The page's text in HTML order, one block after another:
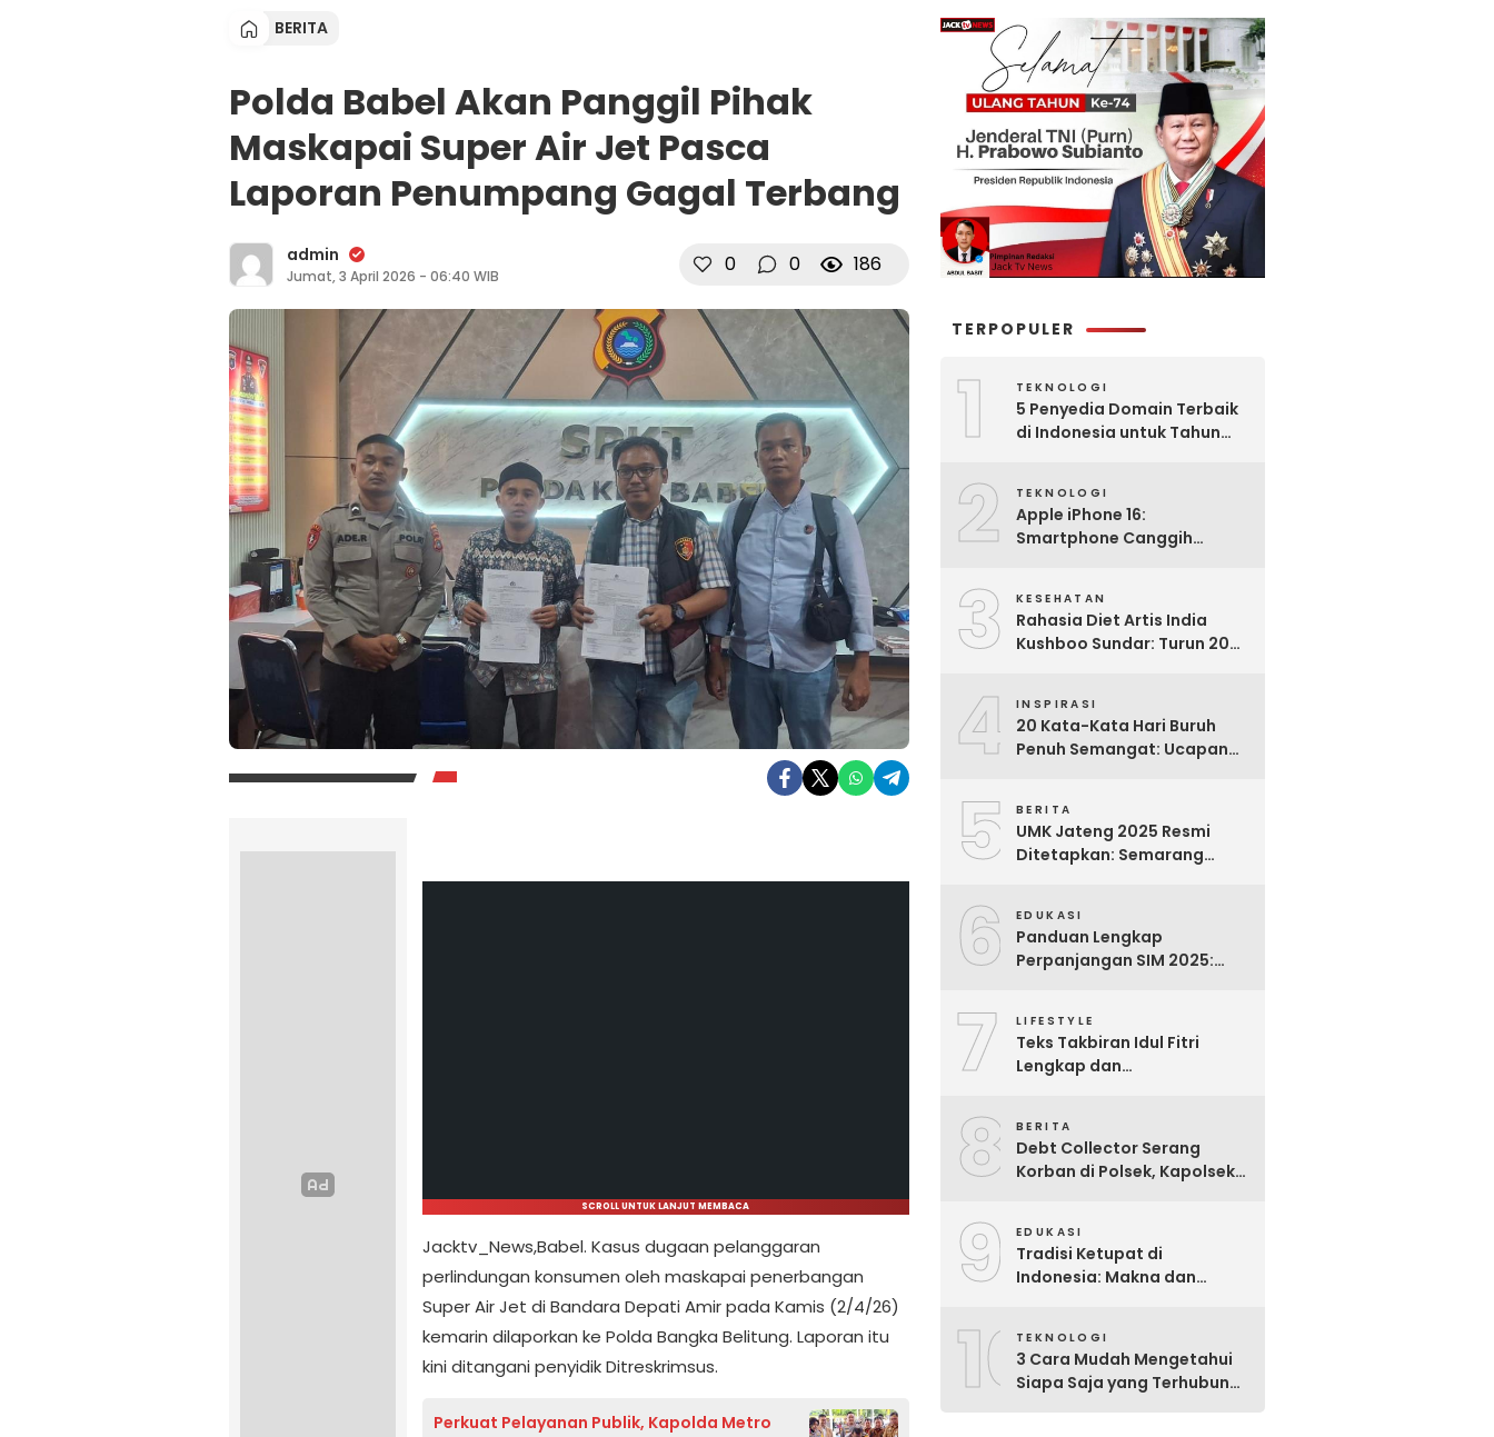
BERITA
Polda Babel Akan Panggil Pihak
Maskapai Super Air Jet Pasca
Laporan Penumpang Gagal Terbang
admin
Jumat, 3 April 2026 - 06:40 WIB 0 0 186
SCROLL UNTUK LANJUT MEMBACA
Jacktv_News,Babel. Kasus dugaan pelanggaran
perlindungan konsumen oleh maskapai penerbangan
Super Air Jet di Bandara Depati Amir pada Kamis (2/4/26)
kemarin dilaporkan ke Polda Bangka Belitung. Laporan itu
kini ditangani penyidik Ditreskrimsus.
Perkuat Pelayanan Publik, Kapolda Metro
TERPOPULER
1 TEKNOLOGI
5 Penyedia Domain Terbaik
di Indonesia untuk Tahun
2 TEKNOLOGI
Apple iPhone 16:
Smartphone Canggih
3 KESEHATAN
Rahasia Diet Artis India
Kushboo Sundar: Turun 20
4 INSPIRASI
20 Kata-Kata Hari Buruh
Penuh Semangat: Ucapan
5 BERITA
UMK Jateng 2025 Resmi
Ditetapkan: Semarang
6 EDUKASI
Panduan Lengkap
Perpanjangan SIM 2025:
7 LIFESTYLE
Teks Takbiran Idul Fitri
Lengkap dan
8 BERITA
Debt Collector Serang
Korban di Polsek, Kapolsek
9 EDUKASI
Tradisi Ketupat di
Indonesia: Makna dan
10TEKNOLOGI
3 Cara Mudah Mengetahui
Siapa Saja yang Terhubung